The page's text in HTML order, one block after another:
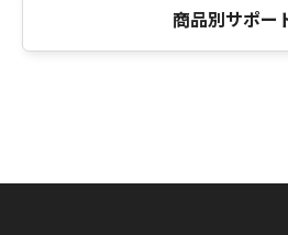
商品別サポー